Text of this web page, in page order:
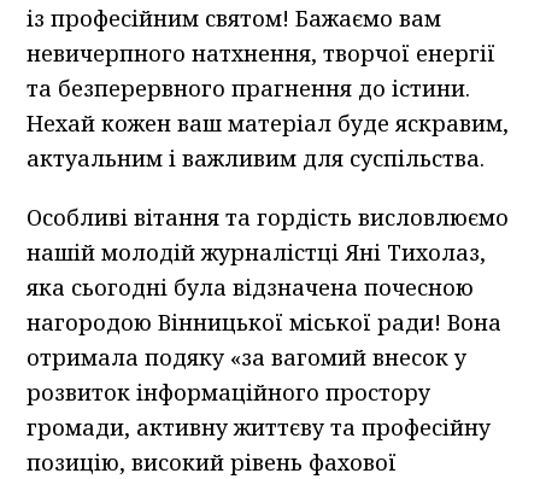
із професійним святом! Бажаємо вам
невичерпного натхнення, творчої енергії
та безперервного прагнення до істини.
Нехай кожен ваш матеріал буде яскравим,
актуальним і важливим для суспільства.
Особливі вітання та гордість висловлюємо
нашій молодій журналістці Яні Тихолаз,
яка сьогодні була відзначена почесною
нагородою Вінницької міської ради! Вона
отримала подяку «за вагомий внесок у
розвиток інформаційного простору
громади, активну життєву та професійну
позицію, високий рівень фахової